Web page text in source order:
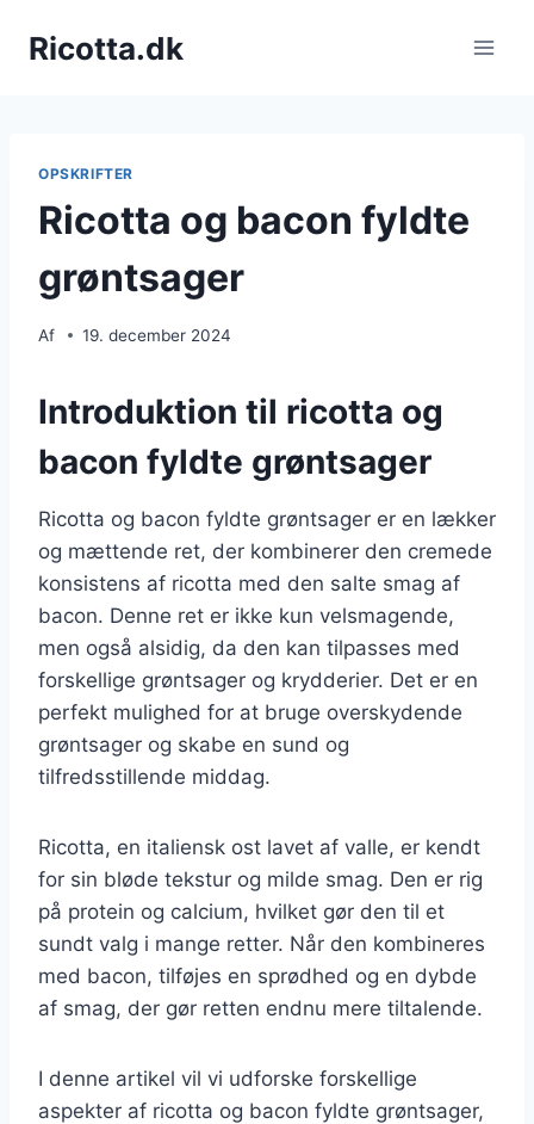
Ricotta.dk
OPSKRIFTER
Ricotta og bacon fyldte
grøntsager
Af 19. december 2024
Introduktion til ricotta og
bacon fyldte grøntsager
Ricotta og bacon fyldte grøntsager er en lækker
og mættende ret, der kombinerer den cremede
konsistens af ricotta med den salte smag af
bacon. Denne ret er ikke kun velsmagende,
men også alsidig, da den kan tilpasses med
forskellige grøntsager og krydderier. Det er en
perfekt mulighed for at bruge overskydende
grøntsager og skabe en sund og
tilfredsstillende middag.
Ricotta, en italiensk ost lavet af valle, er kendt
for sin bløde tekstur og milde smag. Den er rig
på protein og calcium, hvilket gør den til et
sundt valg i mange retter. Når den kombineres
med bacon, tilføjes en sprødhed og en dybde
af smag, der gør retten endnu mere tiltalende.
I denne artikel vil vi udforske forskellige
aspekter af ricotta og bacon fyldte grøntsager,